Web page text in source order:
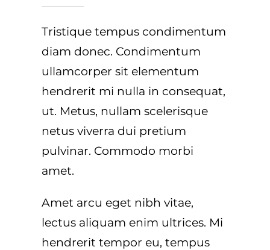
Tristique tempus condimentum
diam donec. Condimentum
ullamcorper sit elementum
hendrerit mi nulla in consequat,
ut. Metus, nullam scelerisque
netus viverra dui pretium
pulvinar. Commodo morbi
amet.
Amet arcu eget nibh vitae,
lectus aliquam enim ultrices. Mi
hendrerit tempor eu, tempus